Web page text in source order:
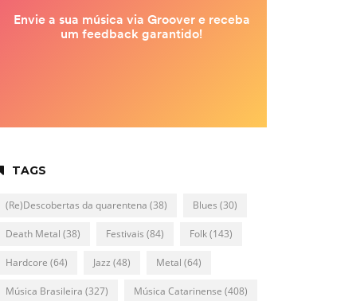
TAGS
(Re)Descobertas da quarentena (38) Blues (30)
Death Metal (38) Festivais (84) Folk(143)
Hardcore (64) Jazz (48) Metal (64)
Música Brasileira (327) Música Catarinense (408)